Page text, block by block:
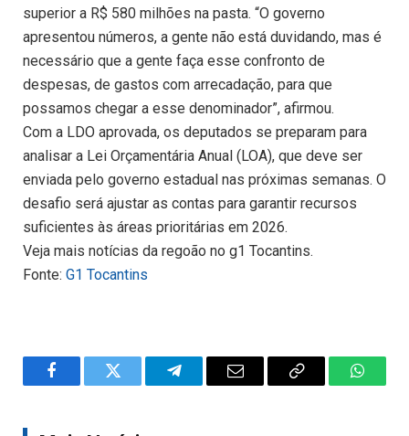
superior a R$ 580 milhões na pasta. “O governo
apresentou números, a gente não está duvidando, mas é
necessário que a gente faça esse confronto de
despesas, de gastos com arrecadação, para que
possamos chegar a esse denominador”, afirmou.
Com a LDO aprovada, os deputados se preparam para
analisar a Lei Orçamentária Anual (LOA), que deve ser
enviada pelo governo estadual nas próximas semanas. O
desafio será ajustar as contas para garantir recursos
suficientes às áreas prioritárias em 2026.
Veja mais notícias da regoão no g1 Tocantins.
Fonte: G1 Tocantins
FacebookTwitter TelegramEmail
Copy